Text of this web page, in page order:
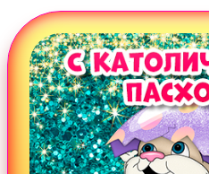
Загрузка картинки...